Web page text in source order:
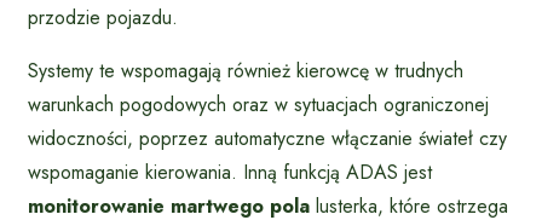
przodzie pojazdu.
Systemy te wspomagają również kierowcę w trudnych
warunkach pogodowych oraz w sytuacjach ograniczonej
widoczności, poprzez automatyczne włączanie świateł czy
wspomaganie kierowania. Inną funkcją ADAS jest
monitorowanie martwego pola lusterka, które ostrzega